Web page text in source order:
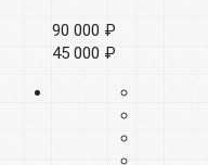
90 000 ₽
45 000 ₽